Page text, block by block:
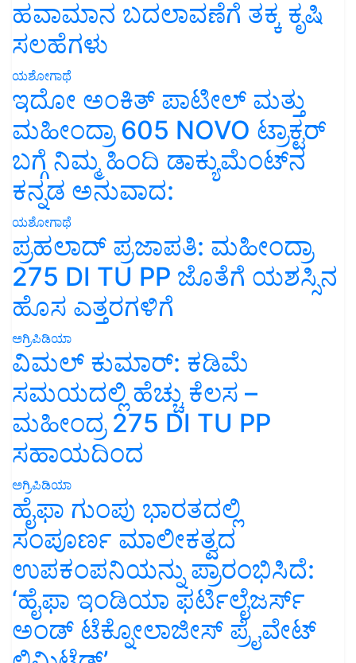
ಸಲಹೆಗಳು
ಯಶೋಗಾಥೆ
ಇದೋ ಅಂಕಿತ್ ಪಾಟೀಲ್ ಮತ್ತು
ಮಹೀಂದ್ರಾ 605 NOVO ಟ್ರಾಕ್ಟರ್
ಬಗ್ಗೆ ನಿಮ್ಮ ಹಿಂದಿ ಡಾಕ್ಯುಮೆಂಟ್‌ನ
ಕನ್ನಡ ಅನುವಾದ:
ಯಶೋಗಾಥೆ
ಪ್ರಹಲಾದ್ ಪ್ರಜಾಪತಿ: ಮಹೀಂದ್ರಾ
275 DI TU PP ಜೊತೆಗೆ ಯಶಸ್ಸಿನ
ಹೊಸ ಎತ್ತರಗಳಿಗೆ
ಅಗ್ರಿಪಿಡಿಯಾ
ವಿಮಲ್ ಕುಮಾರ್: ಕಡಿಮೆ
ಸಮಯದಲ್ಲಿ ಹೆಚ್ಚು ಕೆಲಸ –
ಮಹೀಂದ್ರ 275 DI TU PP
ಸಹಾಯದಿಂದ
ಅಗ್ರಿಪಿಡಿಯಾ
ಹೈಫಾ ಗುಂಪು ಭಾರತದಲ್ಲಿ
ಸಂಪೂರ್ಣ ಮಾಲೀಕತ್ವದ
ಉಪಕಂಪನಿಯನ್ನು ಪ್ರಾರಂಭಿಸಿದೆ:
‘ಹೈಫಾ ಇಂಡಿಯಾ ಫರ್ಟಿಲೈಜರ್ಸ್
ಅಂಡ್ ಟೆಕ್ನೋಲಾಜೀಸ್ ಪ್ರೈವೇಟ್
ಲಿಮಿಟೆಡ್’